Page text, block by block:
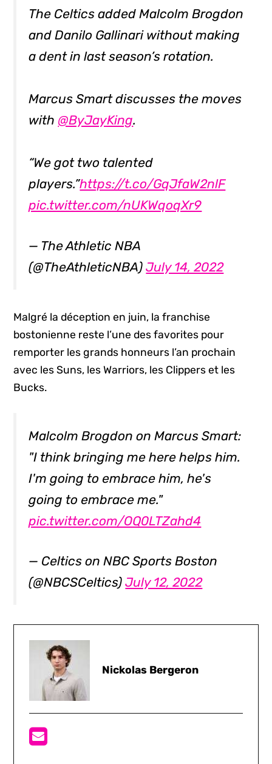
The Celtics added Malcolm Brogdon
and Danilo Gallinari without making
a dent in last season’s rotation.
Marcus Smart discusses the moves
with @ByJayKing.
“We got two talented
players.”https://t.co/GqJfaW2nlF
pic.twitter.com/nUKWqoqXr9
— The Athletic NBA
(@TheAthleticNBA)July 14, 2022
Malgré la déception en juin, la franchise
bostonienne reste l’une des favorites pour
remporter les grands honneurs l’an prochain
avec les Suns, les Warriors, les Clippers et les
Bucks.
Malcolm Brogdon on Marcus Smart:
"I think bringing me here helps him.
I'm going to embrace him, he's
going to embrace me."
pic.twitter.com/OQ0LTZahd4
— Celtics on NBC Sports Boston
(@NBCSCeltics)July 12, 2022
Nickolas Bergeron